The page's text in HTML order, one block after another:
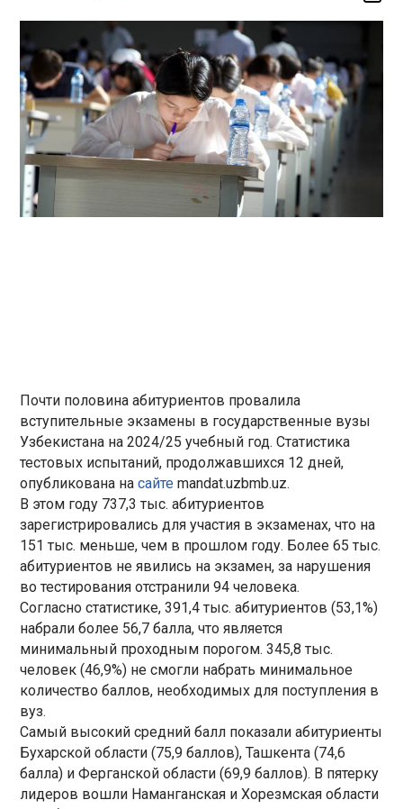
Почти половина абитуриентов провалила
вступительные экзамены в государственные вузы
Узбекистана на 2024/25 учебный год. Статистика
тестовых испытаний, продолжавшихся 12 дней,
опубликована насайтеmandat.uzbmb.uz.
В этом году 737,3 тыс. абитуриентов
зарегистрировались для участия в экзаменах, что на
151 тыс. меньше, чем в прошлом году. Более 65 тыс.
абитуриентов не явились на экзамен, за нарушения
во тестирования отстранили 94 человека.
Согласно статистике, 391,4 тыс. абитуриентов (53,1%)
набрали более 56,7 балла, что является
минимальный проходным порогом. 345,8 тыс.
человек (46,9%) не смогли набрать минимальное
количество баллов, необходимых для поступления в
вуз.
Самый высокий средний балл показали абитуриенты
Бухарской области (75,9 баллов), Ташкента (74,6
балла) и Ферганской области (69,9 баллов). В пятерку
лидеров вошли Наманганская и Хорезмская области